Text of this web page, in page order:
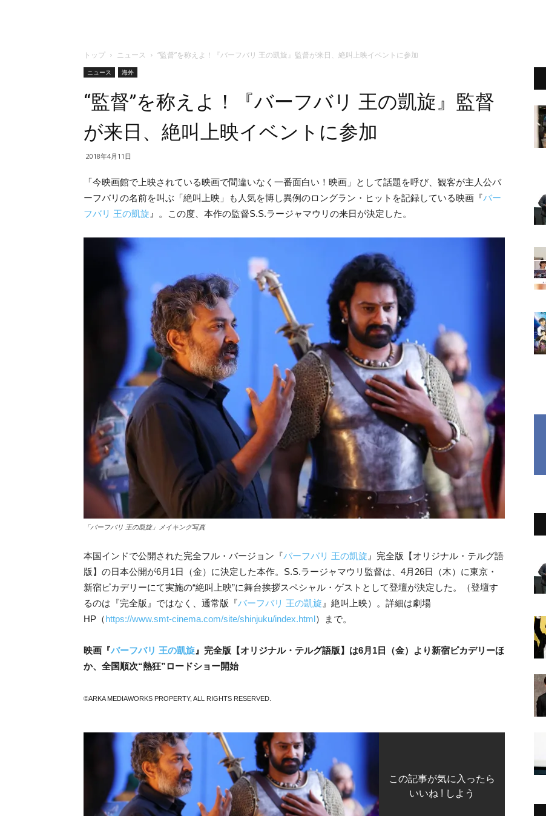
トップ ニュース “監督”を称えよ！『バーフバリ 王の凱旋』監督が来日、絶叫上映イベントに参加
ニュース 海外
“監督”を称えよ！『バーフバリ 王の凱旋』監督
が来日、絶叫上映イベントに参加
2018年4月11日
「今映画館で上映されている映画で間違いなく一番面白い！映画」として話題を呼び、観客が主人公バ
ーフバリの名前を叫ぶ「絶叫上映」も人気を博し異例のロングラン・ヒットを記録している映画『バー
フバリ 王の凱旋 』。この度、本作の監督S.S.ラージャマウリの来日が決定した。
「バーフバリ 王の凱旋」メイキング写真
本国インドで公開された完全フル・バージョン『バーフバリ 王の凱旋 』完全版【オリジナル・テルグ語
版】の日本公開が6月1日（金）に決定した本作。S.S.ラージャマウリ監督は、4月26日（木）に東京・
新宿ピカデリーにて実施の“絶叫上映”に舞台挨拶スペシャル・ゲストとして登壇が決定した。（登壇す
るのは『完全版』ではなく、通常版『バーフバリ 王の凱旋 』絶叫上映）。詳細は劇場
HP（https://www.smt-cinema.com/site/shinjuku/index.html）まで。
映画『バーフバリ 王の凱旋 』完全版【オリジナル・テルグ語版】は6月1日（金）より新宿ピカデリーほ
か、全国順次“熱狂”ロードショー開始
©ARKA MEDIAWORKS PROPERTY, ALL RIGHTS RESERVED.
この記事が気に入ったら
いいね ! しよう